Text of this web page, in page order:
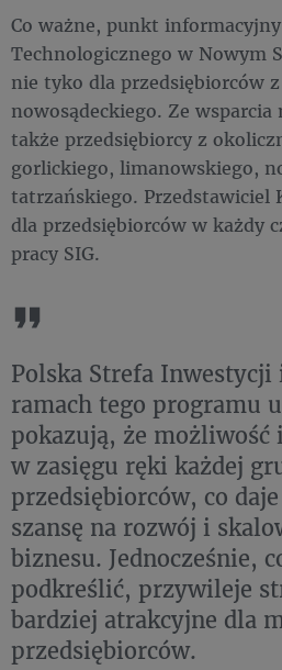
Co ważne, punkt
Technologicznego w Nowym
nie tyko dla przedsiębiorców
nowosądeckiego. Ze
także przedsiębiorcy z
gorlickiego, limanowskiego,
tatrzańskiego. Przedstawiciel
dla przedsiębiorców w każdy
pracy SIG.
Polska Strefa
ramach tego programu
pokazują, że możliwość
w zasięgu ręki każdej
przedsiębiorców, co
szansę na rozwój i
biznesu. Jednocześnie,
podkreślić, przywileje
bardziej atrakcyjne dla
przedsiębiorców.